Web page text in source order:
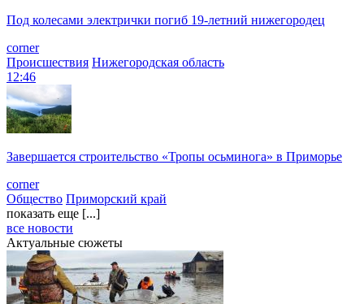
Под колесами электрички погиб 19-летний нижегородец
corner
Происшествия Нижегородская область
12:46
Завершается строительство «Тропы осьминога» в Приморье
corner
Общество Приморский край
показать еще [...]
все новости
Актуальные сюжеты